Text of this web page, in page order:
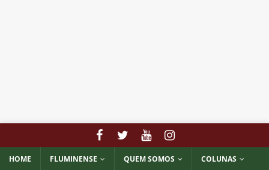
HOME FLUMINENSE QUEM SOMOS COLUNAS